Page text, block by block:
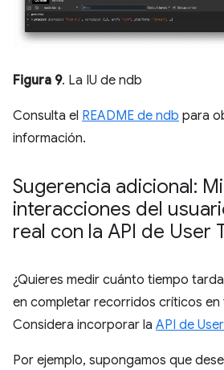
Figura 9. La IU de ndb
Consulta el README de ndb para
información.
Sugerencia adicional:
interacciones del
real con la API de User
¿Quieres medir cuánto tiempo
en completar recorridos críticos en
Considera incorporar la API de
Por ejemplo, supongamos que